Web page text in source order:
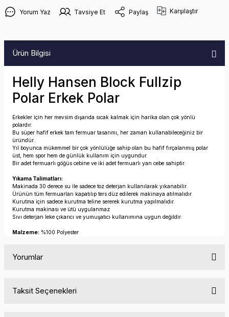
Yorum Yaz Tavsiye Et Paylaş Karşılaştır
Ürün Bilgisi
Helly Hansen Block Fullzip
Polar Erkek Polar
Erkekler için her mevsim dışarıda sıcak kalmak için harika olan çok yönlü
polardır.
Bu süper hafif erkek tam fermuar tasarımı, her zaman kullanabileceğiniz bir
üründür.
Yıl boyunca mükemmel bir çok yönlülüğe sahip olan bu hafif fırçalanmış polar
üst, hem spor hem de günlük kullanım için uygundur.
Bir adet fermuarlı göğüs cebine ve iki adet fermuarlı yan cebe sahiptir.
Yıkama Talimatları:
Makinada 30 derece su ile sadece toz deterjan kullanılarak yıkanabilir.
Ürünün tüm fermuarları kapatılıp ters düz edilerek makinaya atılmalıdır.
Kurutma için sadece kurutma teline sererek kurutma yapılmalıdır.
Kurutma makinası ve ütü uygulanmaz
Sıvı deterjan leke çıkarıcı ve yumuşatıcı kullanımına uygun değildir.
Malzeme: %100 Polyester
Yorumlar
Taksit Seçenekleri